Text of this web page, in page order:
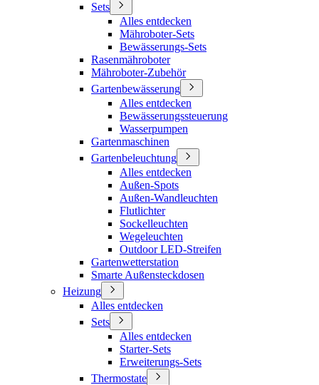
Sets
Alles entdecken
Mähroboter-Sets
Bewässerungs-Sets
Rasenmähroboter
Mähroboter-Zubehör
Gartenbewässerung
Alles entdecken
Bewässerungssteuerung
Wasserpumpen
Gartenmaschinen
Gartenbeleuchtung
Alles entdecken
Außen-Spots
Außen-Wandleuchten
Flutlichter
Sockelleuchten
Wegeleuchten
Outdoor LED-Streifen
Gartenwetterstation
Smarte Außensteckdosen
Heizung
Alles entdecken
Sets
Alles entdecken
Starter-Sets
Erweiterungs-Sets
Thermostate